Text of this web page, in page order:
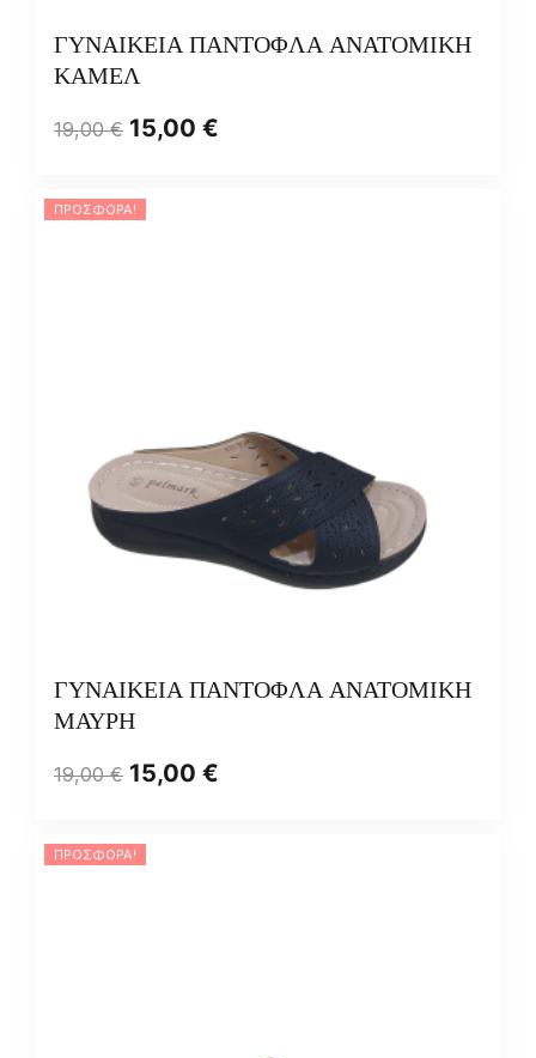
ΓΥΝΑΙΚΕΙΑ ΠΑΝΤΟΦΛΑ ΑΝΑΤΟΜΙΚΗ
ΚΑΜΕΛ
19,00€ 15,00 €
ΠΡΟΣΦΟΡΆ!
ΓΥΝΑΙΚΕΙΑ ΠΑΝΤΟΦΛΑ ΑΝΑΤΟΜΙΚΗ
ΜΑΥΡΗ
19,00€ 15,00 €
ΠΡΟΣΦΟΡΆ!